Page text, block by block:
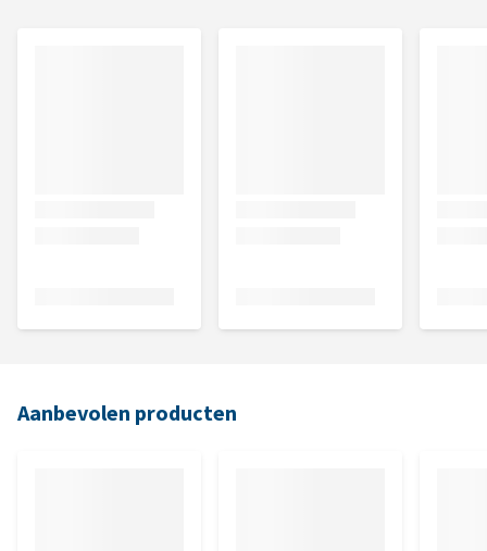
Aanbevolen producten